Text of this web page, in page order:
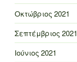
Οκτώβριος 2021
Σεπτέμβριος 2021
Ιούνιος 2021